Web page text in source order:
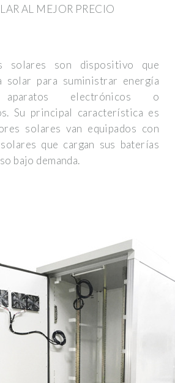
AL MEJOR PRECIO
solares son dispositivo que
solar para suministrar energía
electrónicos o
Su principal característica es
solares van equipados con
que cargan sus baterías
bajo demanda.